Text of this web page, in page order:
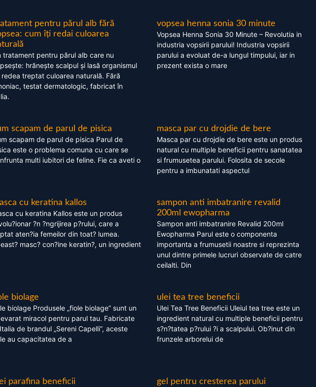
pentru părul alb fără
cum îți redai culoarea
tratament pentru părul alb care nu
hrănește scalpul și lasă organismul
redea treptat culoarea naturală. Fără
testat dermatologic, fabricat în
vopsea henna sonia 30 minute
Vopsea Henna Sonia 30 Minute – Revolutia in
industria vopsirii parului! Industria vopsirii
parului a evoluat de-a lungul timpului, iar in
prezent exista o mare
scapam de parul de pisica
scapam de parul de pisica Parul de
este o problema comuna cu care se
multi iubitori de feline. Fie ca aveti o
masca par cu drojdie de bere
Masca par cu drojdie de bere este un produs
natural cu multiple beneficii pentru sanatatea
si frumusetea parului. Folosita de secole
pentru a imbunatati aspectul
cu keratina kallos
cu keratina Kallos este un produs
?n ?ngrijirea p?rului, care a
aten?ia femeilor din toat? lumea.
masc? con?ine keratin?, un ingredient
sampon anti imbatranire revalid
200ml ewopharma
Sampon anti imbatranire Revalid 200ml
Ewopharma Parul este o componenta
importanta a frumusetii noastre si reprezinta
unul dintre primele lucruri observate de catre
ceilalti. Din
biolage
biolage Produsele „fiole biolage” sunt un
miracol pentru parul tau. Fabricate
de brandul „Sereni Capelli”, aceste
au capacitatea de a
ulei tea tree beneficii
Ulei Tea Tree Beneficii Uleiul tea tree este un
ingredient natural cu multiple beneficii pentru
s?n?tatea p?rului ?i a scalpului. Ob?inut din
frunzele arborelui de
parafina beneficii gel pentru cresterea parului